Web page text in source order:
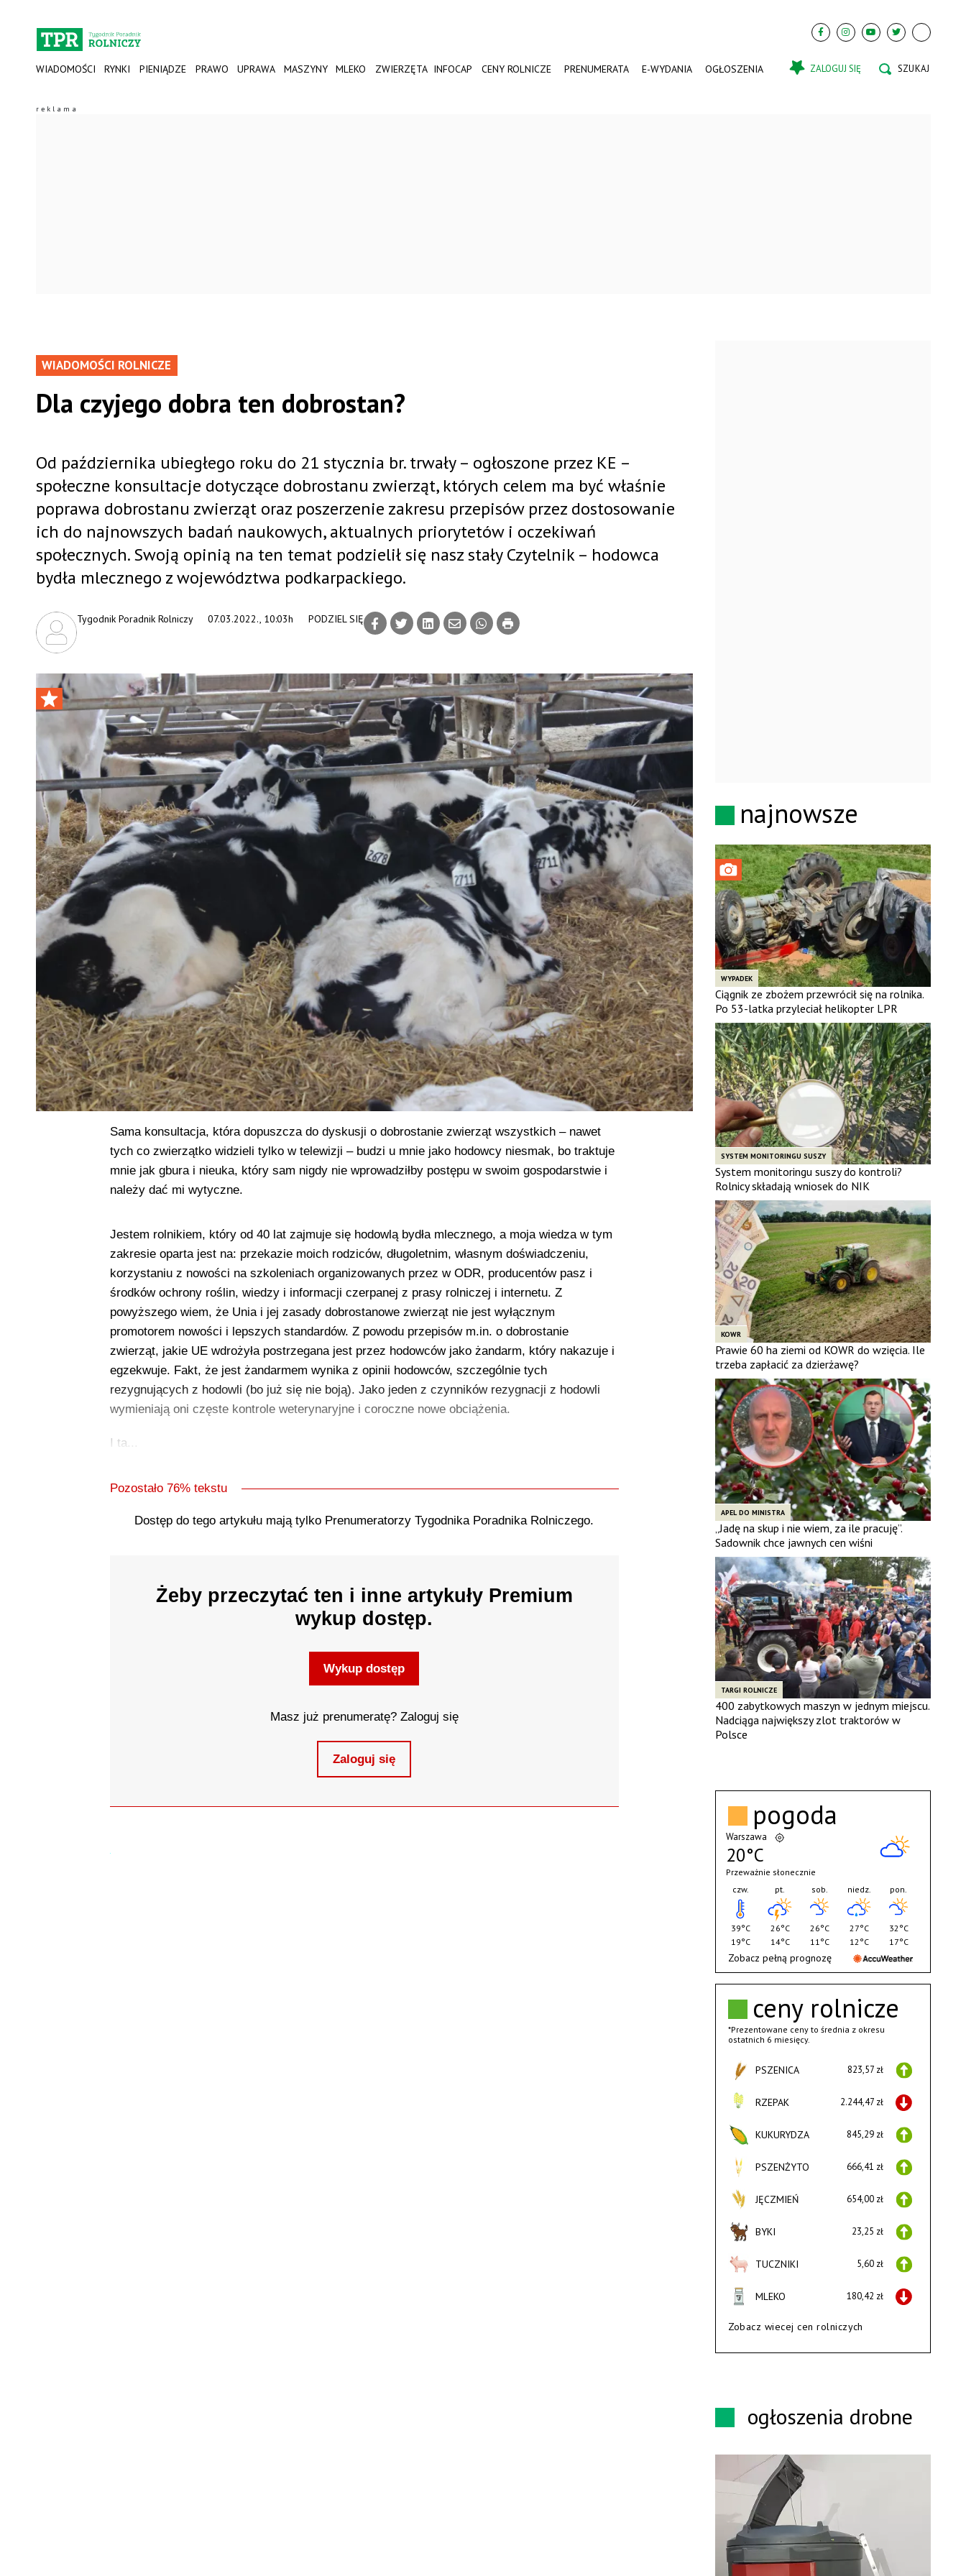
WIADOMOŚCI RYNKI PIENIĄDZE PRAWO UPRAWA MASZYNY MLEKO ZWIERZĘTA INFOCAP CENY ROLNICZE PRENUMERATA E-WYDANIA OGŁOSZENIA ZALOGUJ SIĘ
WIADOMOŚCI ROLNICZE
Dla czyjego dobra ten dobrostan?
07.03.2022., 10:03h
Tygodnik Poradnik Rolniczy PODZIEL SIĘ
Od października ubiegłego roku do 21 stycznia br. trwały – ogłoszone przez KE –
społeczne konsultacje dotyczące dobrostanu zwierząt, których celem ma być właśnie
poprawa dobrostanu zwierząt oraz poszerzenie zakresu przepisów przez dostosowanie
ich do najnowszych badań naukowych, aktualnych priorytetów i oczekiwań
społecznych. Swoją opinią na ten temat podzielił się nasz stały Czytelnik – hodowca
bydła mlecznego z województwa podkarpackiego.
Sama konsultacja, która dopuszcza do dyskusji o dobrostanie zwierząt wszystkich – nawet
tych co zwierzątko widzieli tylko w telewizji – budzi u mnie jako hodowcy niesmak, bo traktuje
mnie jak gbura i nieuka, który sam nigdy nie wprowadziłby postępu w swoim gospodarstwie i
należy dać mi wytyczne.
Jestem rolnikiem, który od 40 lat zajmuje się hodowlą bydła mlecznego, a moja wiedza w tym
zakresie oparta jest na: przekazie moich rodziców, długoletnim, własnym doświadczeniu,
korzystaniu z nowości na szkoleniach organizowanych przez w ODR, producentów pasz i
środków ochrony roślin, wiedzy i informacji czerpanej z prasy rolniczej i internetu. Z
powyższego wiem, że Unia i jej zasady dobrostanowe zwierząt nie jest wyłącznym
promotorem nowości i lepszych standardów. Z powodu przepisów m.in. o dobrostanie
zwierząt, jakie UE wdrożyła postrzegana jest przez hodowców jako żandarm, który nakazuje i
egzekwuje. Fakt, że jest żandarmem wynika z opinii hodowców, szczególnie tych
rezygnujących z hodowli (bo już się nie boją). Jako jeden z czynników rezygnacji z hodowli
wymieniają oni częste kontrole weterynaryjne i coroczne nowe obciążenia.
I ta...
Pozostało 76% tekstu
Dostęp do tego artykułu mają tylko Prenumeratorzy Tygodnika Poradnika Rolniczego.
Żeby przeczytać ten i inne artykuły Premium
wykup dostęp.
Wykup dostęp
Masz już prenumeratę? Zaloguj się
Zaloguj się
najnowsze
WYPADEK
Ciągnik ze zbożem przewrócił się na rolnika.
Po 53-latka przyleciał helikopter LPR
SYSTEM MONITORINGU SUSZY
System monitoringu suszy do kontroli?
Rolnicy składają wniosek do NIK
KOWR
Prawie 60 ha ziemi od KOWR do wzięcia. Ile
trzeba zapłacić za dzierżawę?
APEL DO MINISTRA
„Jadę na skup i nie wiem, za ile pracuję”.
Sadownik chce jawnych cen wiśni
TARGI ROLNICZE
400 zabytkowych maszyn w jednym miejscu.
Nadciąga największy zlot traktorów w
Polsce
ceny rolnicze
*Prezentowane ceny to średnia z okresu
ostatnich 6 miesięcy.
PSZENICA 823,57 zł
RZEPAK 2.244,47 zł
KUKURYDZA 845,29 zł
PSZENŻYTO 666,41 zł
JĘCZMIEŃ 654,00 zł
BYKI 23,25 zł
TUCZNIKI 5,60 zł
MLEKO 180,42 zł
Zobacz wiecej cen rolniczych
pogoda
Warszawa
20°C
Przeważnie słonecznie
czw.
39°C
19°C
pt.
26°C
14°C
sob.
26°C
11°C
niedz.
27°C
12°C
pon.
32°C
17°C
Zobacz pełną prognozę
ogłoszenia drobne